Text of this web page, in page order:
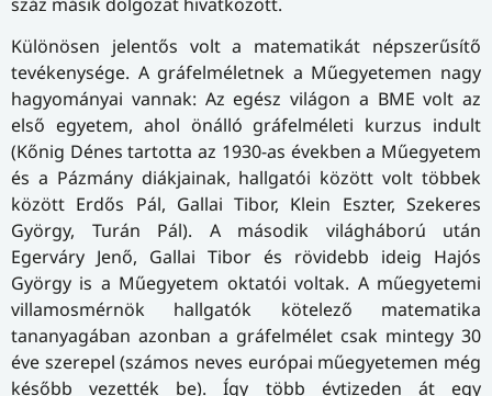
Különösen jelentős volt a matematikát népszerűsítő
tevékenysége. A gráfelméletnek a Műegyetemen nagy
hagyományai vannak: Az egész világon a BME volt az
első egyetem, ahol önálló gráfelméleti kurzus indult
(Kőnig Dénes tartotta az 1930-as években a Műegyetem
és a Pázmány diákjainak, hallgatói között volt többek
között Erdős Pál, Gallai Tibor, Klein Eszter, Szekeres
György, Turán Pál). A második világháború után
Egerváry Jenő, Gallai Tibor és rövidebb ideig Hajós
György is a Műegyetem oktatói voltak. A műegyetemi
villamosmérnök hallgatók kötelező matematika
tananyagában azonban a gráfelmélet csak mintegy 30
éve szerepel (számos neves európai műegyetemen még
később vezették be). Így több évtizeden át egy